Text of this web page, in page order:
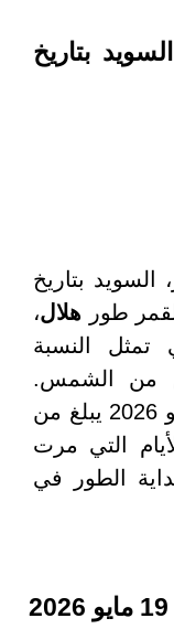
بتاريخ
السويد بتاريخ
طور هلال،
والتي تمثل النسبة
من الشمس.
والقمر في تاريخ الثلاثاء، 19 مايو 2026 يبلغ من
الأيام التي مرت
الطور في